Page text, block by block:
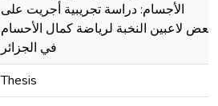
الأجسام: دراسة تجريبية أجريت على
بعض لاعبين النخبة لرياضة كمال الأحسام
في الجزائر
Thesis